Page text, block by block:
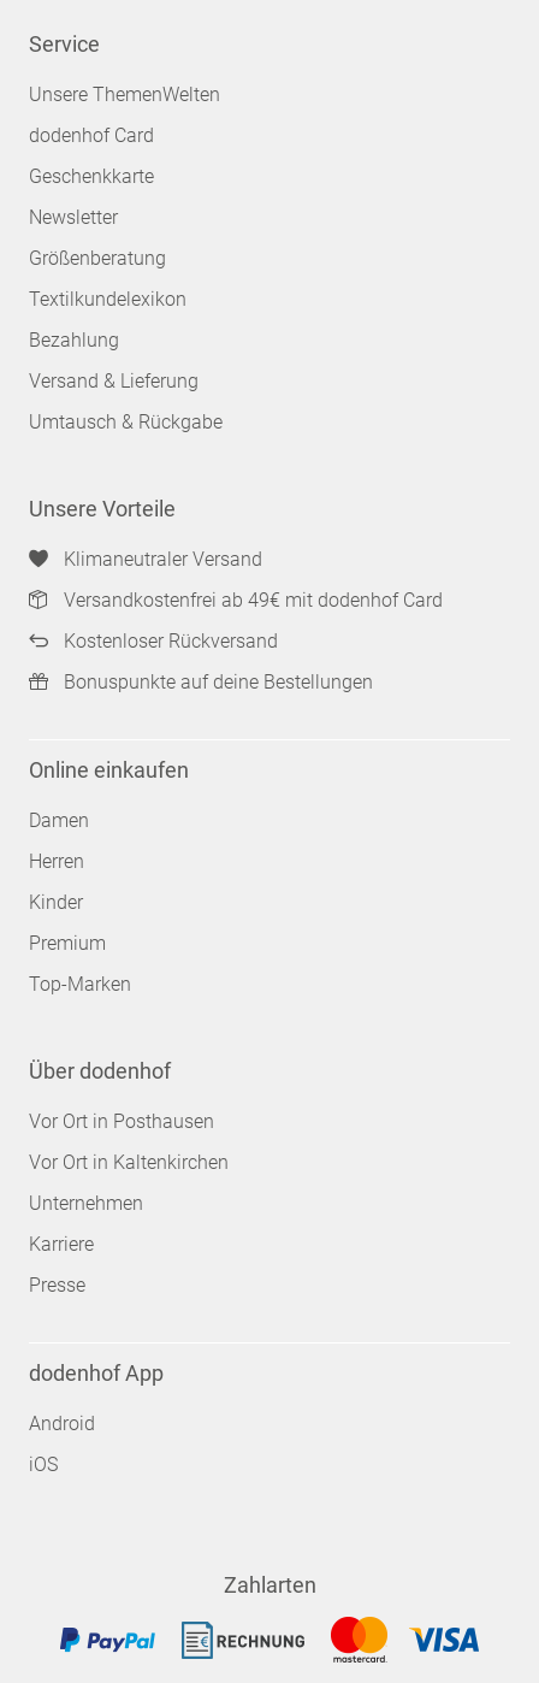
Service
Unsere ThemenWelten
dodenhof Card
Geschenkkarte
Newsletter
Größenberatung
Textilkundelexikon
Bezahlung
Versand & Lieferung
Umtausch & Rückgabe
Unsere Vorteile
Klimaneutraler Versand
Versandkostenfrei ab 49€ mit dodenhof Card
Kostenloser Rückversand
Bonuspunkte auf deine Bestellungen
Online einkaufen
Damen
Herren
Kinder
Premium
Top-Marken
Über dodenhof
Vor Ort in Posthausen
Vor Ort in Kaltenkirchen
Unternehmen
Karriere
Presse
dodenhof App
Android
iOS
Zahlarten